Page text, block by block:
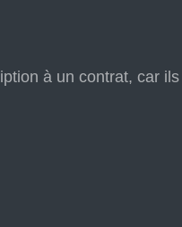
à un contrat, car